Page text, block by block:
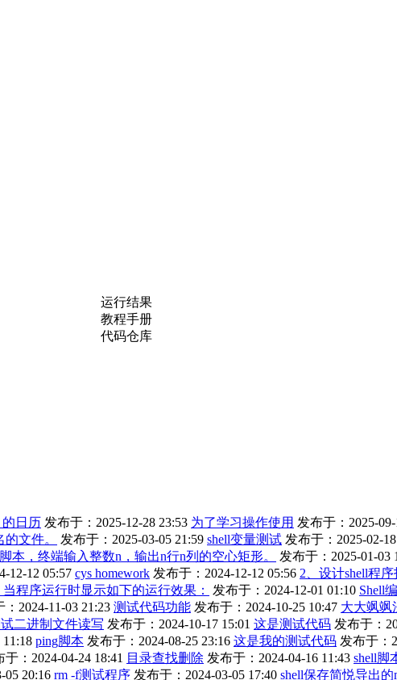
运行结果
教程手册
代码仓库
的日历 发布于：2025-12-28 23:53 为了学习操作使用 发布于：2025-09-
文件。 发布于：2025-03-05 21:59 shell变量测试 发布于：2025-02-
本，终端输入整数n，输出n行n列的空心矩形。 发布于：2025-01-03
12-12 05:57 cys homework 发布于：2024-12-12 05:56 2、设计shell程
程序运行时显示如下的运行效果：
发布于：2024-12-01 01:10 Shell
：2024-11-03 21:23 测试代码功能 发布于：2024-10-25 10:47 大大飒飒
二进制文件读写 发布于：2024-10-17 15:01 这是测试代码 发布于：
ping脚本 发布于：2024-08-25 23:16 这是我的测试代码 发布于：
于：2024-04-24 18:41 目录查找删除 发布于：2024-04-16 11:43 shell脚
05 20:16 rm -f测试程序 发布于：2024-03-05 17:40 shell保存简悦导出的